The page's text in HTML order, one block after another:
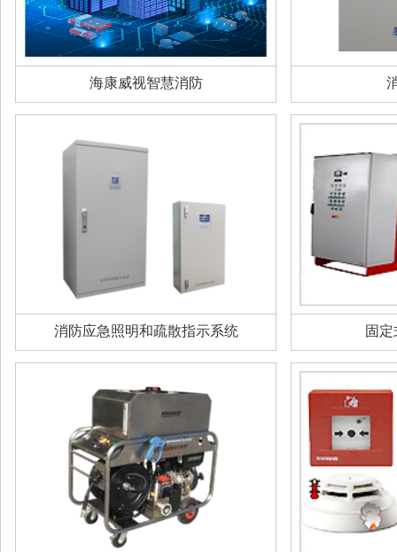
海康威视智慧消防
消防应急照明和疏散指示系统 固